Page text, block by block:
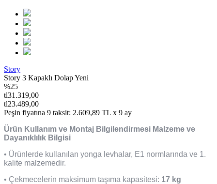
Story
Story 3 Kapaklı Dolap Yeni
%25
tl31.319,00
tl23.489,00
Peşin fiyatına 9 taksit: 2.609,89 TL x 9 ay
Ürün Kullanım ve Montaj Bilgilendirmesi Malzeme ve
Dayanıklılık Bilgisi
• Ürünlerde kullanılan yonga levhalar, E1 normlarında ve 1.
kalite malzemedir.
• Çekmecelerin maksimum taşıma kapasitesi: 17 kg